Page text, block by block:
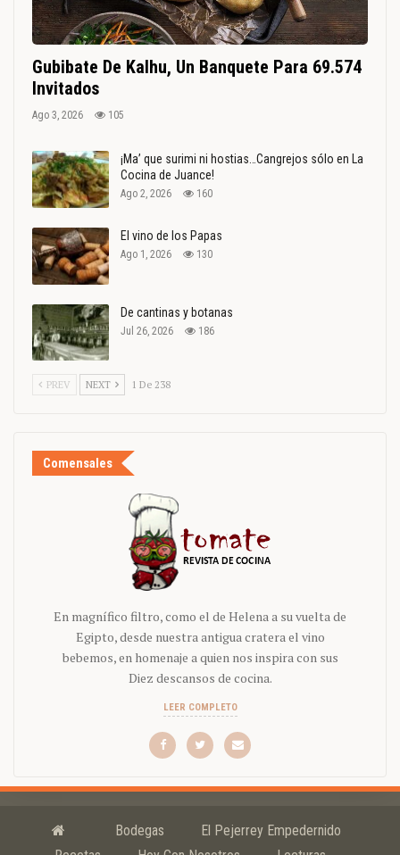
Gubibate De Kalhu, Un Banquete Para 69.574
Invitados
Ago 3, 2026 105
¡Ma’ que surimi ni hostias…Cangrejos sólo en La
Cocina de Juance!
Ago 2, 2026 160
El vino de los Papas
Ago 1, 2026 130
De cantinas y botanas
Jul 26, 2026 186
PREV NEXT 1 De 238
Comensales
En magnífico filtro, como el de Helena a su vuelta de
Egipto, desde nuestra antigua cratera el vino
bebemos, en homenaje a quien nos inspira con sus
Diez descansos de cocina.
LEER COMPLETO
Bodegas
El Pejerrey Empedernido